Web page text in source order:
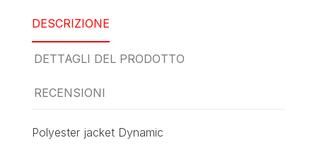
DESCRIZIONE
DETTAGLI DEL PRODOTTO
RECENSIONI
Polyester jacket Dynamic